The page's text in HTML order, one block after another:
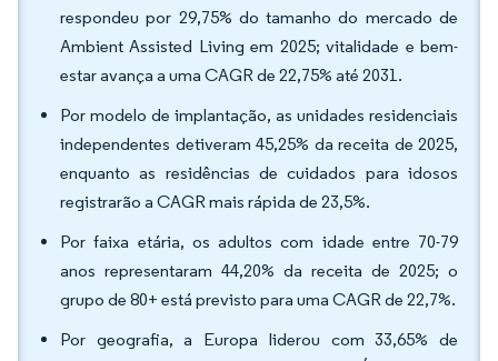
respondeu por 29,75% do tamanho do mercado de
Ambient Assisted Living em 2025; vitalidade e bem-
estar avança a uma CAGR de 22,75% até 2031.
Por modelo de implantação, as unidades residenciais
independentes detiveram 45,25% da receita de 2025,
enquanto as residências de cuidados para idosos
registrarão a CAGR mais rápida de 23,5%.
Por faixa etária, os adultos com idade entre 70-79
anos representaram 44,20% da receita de 2025; o
grupo de 80+ está previsto para uma CAGR de 22,7%.
Por geografia, a Europa liderou com 33,65% de